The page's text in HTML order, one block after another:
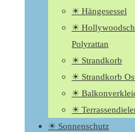
☀ Hängesessel
☀
Polyrattan
☀ Strandkorb
☀ Strandkorb
☀
☀
☀ Sonnenschutz